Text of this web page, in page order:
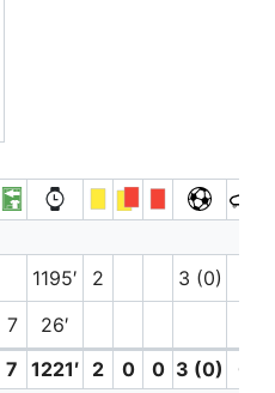
1195′ 2
3 (0)
7
26′
7 1221′ 2 0 0 3 (0) 0